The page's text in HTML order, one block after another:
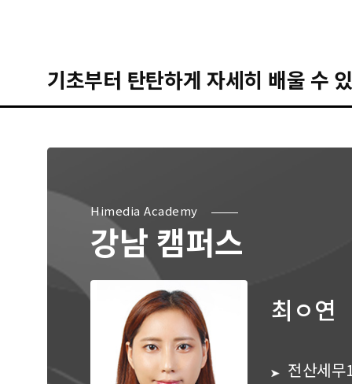
기초부터 탄탄하게 자세히 배울 수
Himedia Academy
강남 캠퍼스
최ㅇ연
전산세